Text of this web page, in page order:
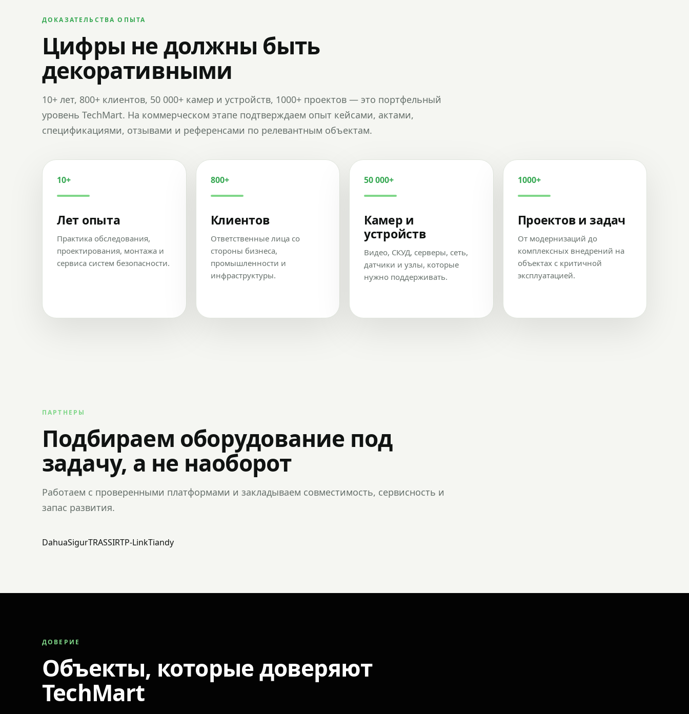
ДОКАЗАТЕЛЬСТВА ОПЫТА
Цифры не должны быть
декоративными
10+ лет, 800+ клиентов, 50 000+ камер и устройств, 1000+ проектов — это портфельный
уровень TechMart. На коммерческом этапе подтверждаем опыт кейсами, актами,
спецификациями, отзывами и референсами по релевантным объектам.
10+
Лет опыта
Практика обследования,
проектирования, монтажа и
сервиса систем безопасности.
800+
Клиентов
Ответственные лица со
стороны бизнеса,
промышленности и
инфраструктуры.
50 000+
Камер и
устройств
Видео, СКУД, серверы, сеть,
датчики и узлы, которые
нужно поддерживать.
1000+
Проектов и задач
От модернизаций до
комплексных внедрений на
объектах с критичной
эксплуатацией.
ПАРТНЕРЫ
Подбираем оборудование под
задачу, а не наоборот
Работаем с проверенными платформами и закладываем совместимость, сервисность и
запас развития.
DahuaSigurTRASSIRTP-LinkTiandy
ДОВЕРИЕ
Объекты, которые доверяют
TechMart